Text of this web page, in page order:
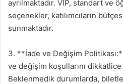
ayrılmaktadır. VIP, standart ve
seçenekler, katılımcıların
sunmaktadır.
3. **İade ve Değişim
ve değişim koşullarını dikkatlice
Beklenmedik durumlarda,